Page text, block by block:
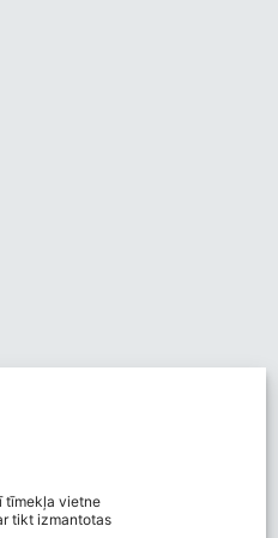
tīmekļa vietne
tikt izmantotas